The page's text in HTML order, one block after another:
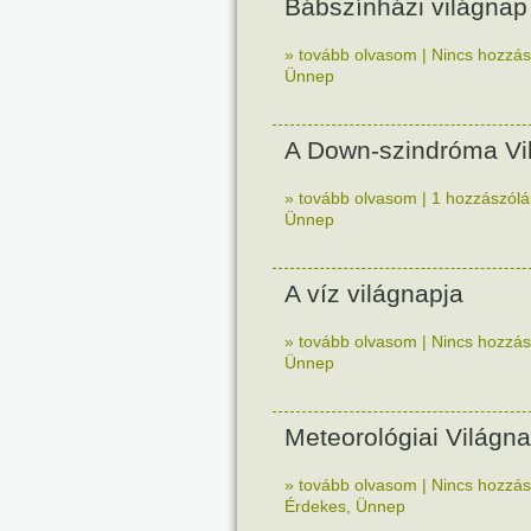
Bábszínházi világnap
» tovább olvasom | Nincs
Ünnep
A Down-szindróma
» tovább olvasom | 1
Ünnep
A víz világnapja
» tovább olvasom | Nincs
Ünnep
Meteorológiai
» tovább olvasom | Nincs
Érdekes Ünnep